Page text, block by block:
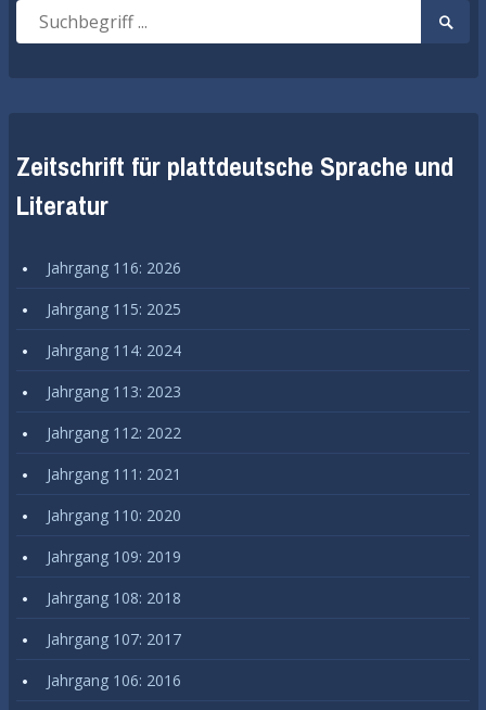
Suche
nach:
Suche
Zeitschrift für plattdeutsche Sprache und
Literatur
Jahrgang 116: 2026
Jahrgang 115: 2025
Jahrgang 114: 2024
Jahrgang 113: 2023
Jahrgang 112: 2022
Jahrgang 111: 2021
Jahrgang 110: 2020
Jahrgang 109: 2019
Jahrgang 108: 2018
Jahrgang 107: 2017
Jahrgang 106: 2016